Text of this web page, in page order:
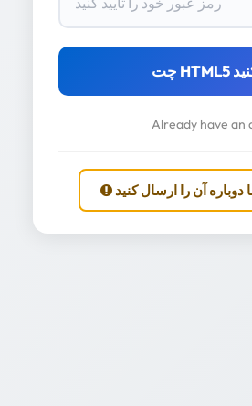
Already have an
آن را ارسال کنید